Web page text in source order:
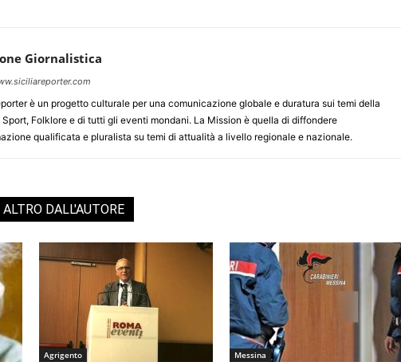
Giornalistica
è un progetto culturale per una comunicazione globale e duratura sui temi della
Folklore e di tutti gli eventi mondani. La Mission è quella di diffondere
qualificata e pluralista su temi di attualità a livello regionale e nazionale.
ALTRO DALL'AUTORE
Agrigento Messina